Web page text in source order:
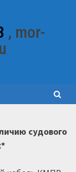
, mor-
судового